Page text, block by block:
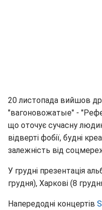
20 листопада вийшов
"вагоновожатые" -
що оточує сучасну
відверті фобії, будні
залежність від
У грудні презентація
грудня), Харкові (8
Напередодні концертів